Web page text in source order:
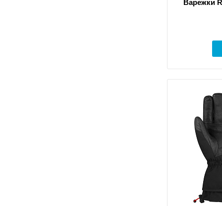
Варежки